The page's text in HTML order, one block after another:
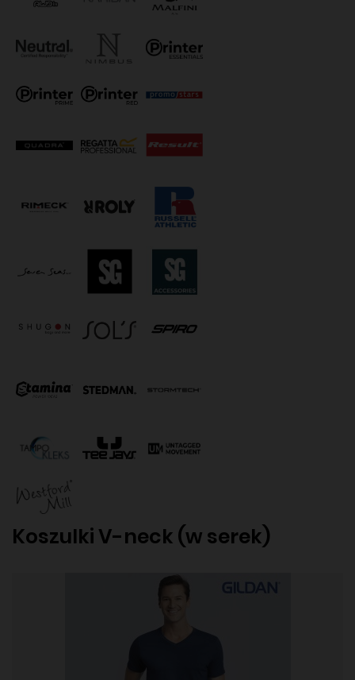
Koszulki V-neck (w serek)